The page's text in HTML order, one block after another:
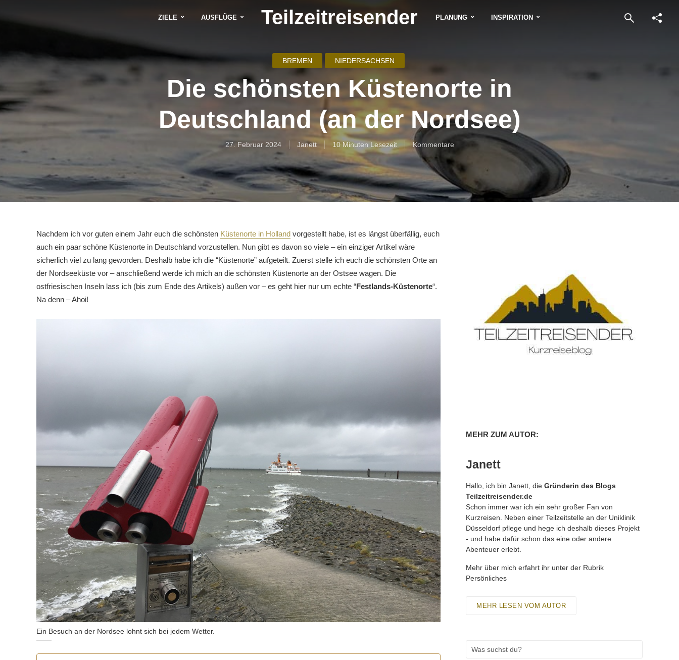
ZIELE AUSFLÜGE Teilzeitreisender PLANUNG INSPIRATION
BREMEN NIEDERSACHSEN
Die schönsten Küstenorte in
Deutschland (an der Nordsee)
27. Februar 2024 Janett 10 Minuten Lesezeit Kommentare
Nachdem ich vor guten einem Jahr euch die schönsten Küstenorte in Holland vorgestellt habe, ist es längst überfällig, euch
auch ein paar schöne Küstenorte in Deutschland vorzustellen. Nun gibt es davon so viele – ein einziger Artikel wäre
sicherlich viel zu lang geworden. Deshalb habe ich die “Küstenorte” aufgeteilt. Zuerst stelle ich euch die schönsten Orte an
der Nordseeküste vor – anschließend werde ich mich an die schönsten Küstenorte an der Ostsee wagen. Die
ostfriesischen Inseln lass ich (bis zum Ende des Artikels) außen vor – es geht hier nur um echte “Festlands-Küstenorte“.
Na denn – Ahoi!
Ein Besuch an der Nordsee lohnt sich bei jedem Wetter.
MEHR ZUM AUTOR:
Janett
Hallo, ich bin Janett, die Gründerin des Blogs
Teilzeitreisender.de
Schon immer war ich ein sehr großer Fan von
Kurzreisen. Neben einer Teilzeitstelle an der Uniklinik
Düsseldorf pflege und hege ich deshalb dieses Projekt
- und habe dafür schon das eine oder andere
Abenteuer erlebt.
Mehr über mich erfahrt ihr unter der Rubrik
Persönliches
MEHR LESEN VOM AUTOR